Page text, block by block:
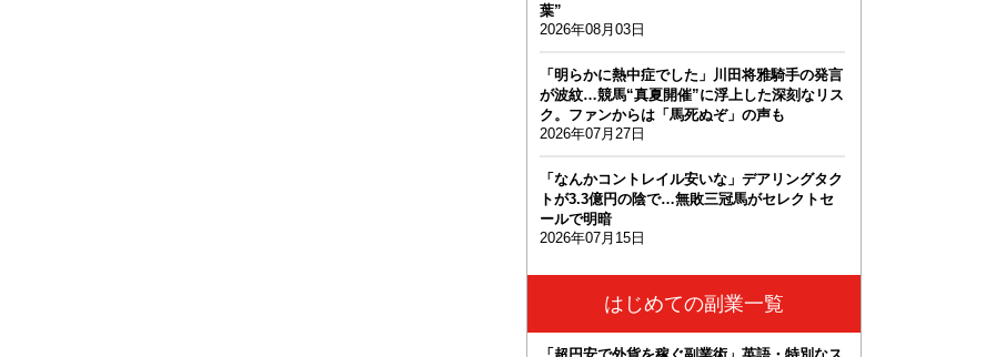
葉”
2026年08月03日
「明らかに熱中症でした」川田将雅騎手の発言
が波紋…競馬“真夏開催”に浮上した深刻なリス
ク。ファンからは「馬死ぬぞ」の声も
2026年07月27日
「なんかコントレイル安いな」デアリングタク
トが3.3億円の陰で…無敗三冠馬がセレクトセ
ールで明暗
2026年07月15日
はじめての副業一覧